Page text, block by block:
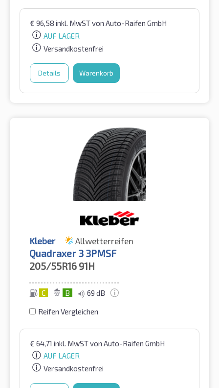
€ 96,58 inkl. MwSTvon Auto-Raifen GmbH
AUF LAGER
Versandkostenfrei
Details Warenkorb
Kleber Allwetterreifen
Quadraxer 3 3PMSF
205/55R16 91H
C B 69 dB
Reifen Vergleichen
€ 64,71 inkl. MwSTvon Auto-Raifen GmbH
AUF LAGER
Versandkostenfrei